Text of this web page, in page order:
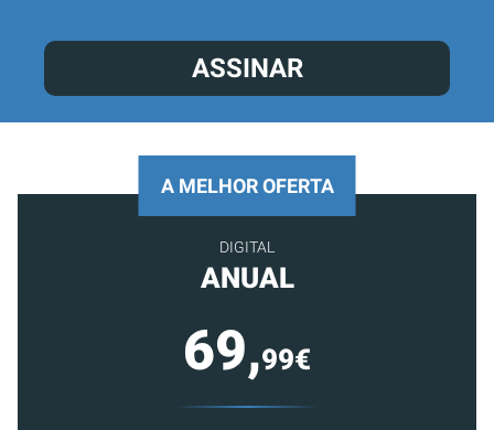
ASSINAR
A MELHOR OFERTA
DIGITAL
ANUAL
69,99€